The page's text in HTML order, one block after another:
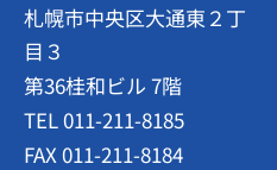
札幌市中央区大通東２丁
目３
第36桂和ビル 7階
TEL 011-211-8185
FAX 011-211-8184